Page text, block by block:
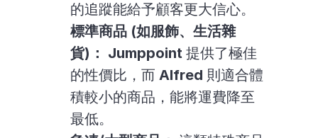
的追蹤能給予顧客更大信心。
標準商品 (如服飾、生活雜
貨)： Jumppoint 提供了極佳
的性價比，而 Alfred 則適合體
積較小的商品，能將運費降至
最低。